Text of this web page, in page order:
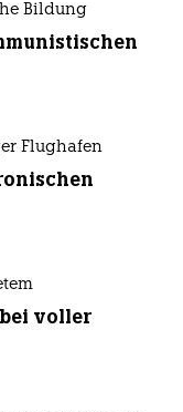
Bildung
Flughafen
voller